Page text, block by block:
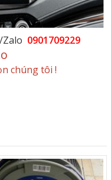
chúng tôi !